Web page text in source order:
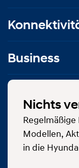
Business
Nichts
Modellen,
in die